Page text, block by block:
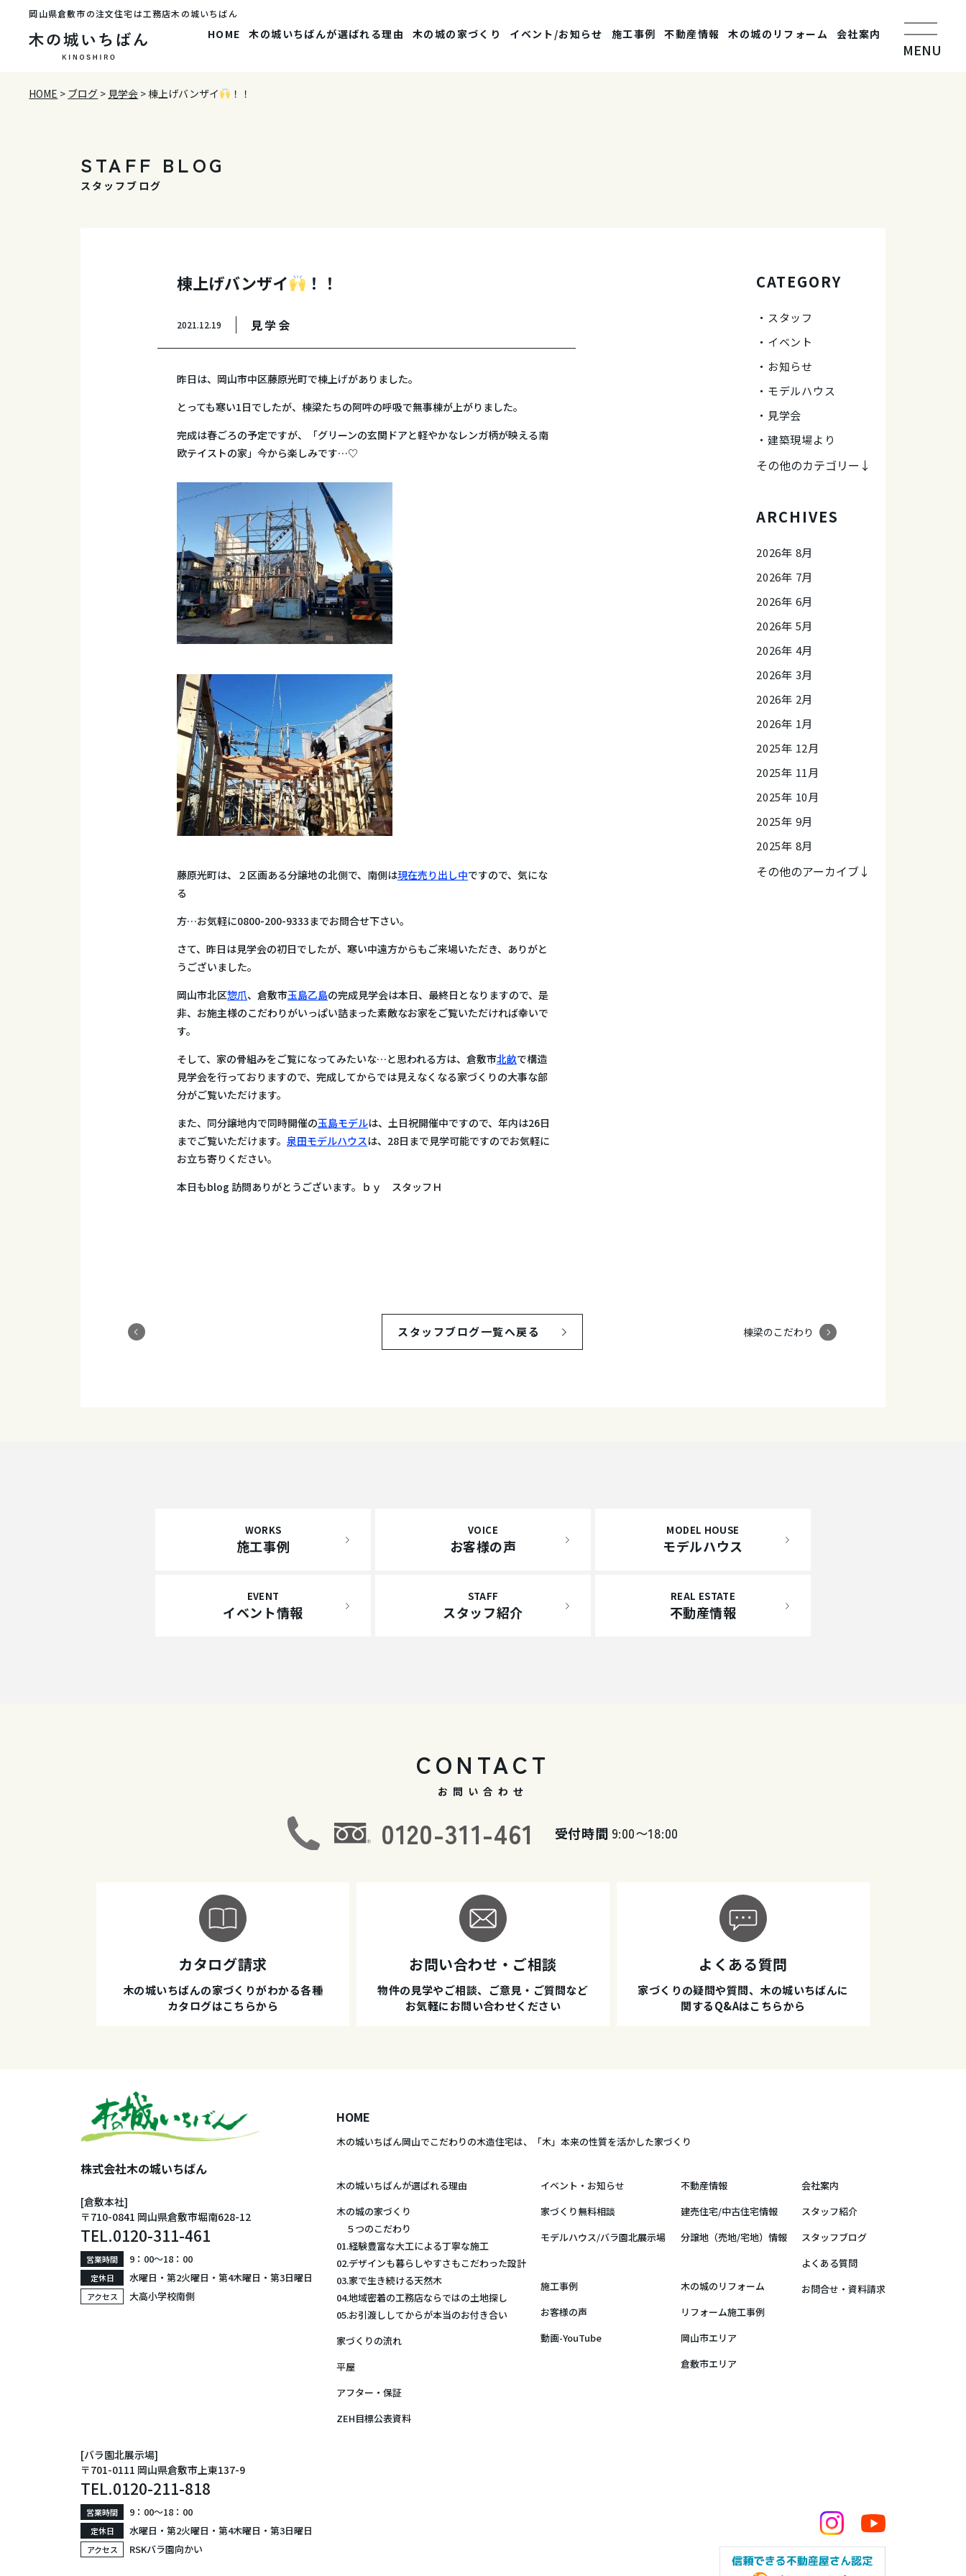
岡山県倉敷市の注文住宅は工務店木の城いちばん
HOME 木の城いちばんが選ばれる理由 木の城の家づくり イベント/お知らせ 施工事例 不動産情報 木の城のリフォーム 会社案内
MENU
HOME > ブログ > 見学会 >棟上げバンザイ ！！
STAFF BLOG
スタッフブログ
棟上げバンザイ ！！
2021.12.19 見学会
昨日は、岡山市中区藤原光町で棟上げがありました。
とっても寒い1日でしたが、棟梁たちの阿吽の呼吸で無事棟が上がりました。
完成は春ごろの予定ですが、「グリーンの玄関ドアと軽やかなレンガ柄が映える南
欧テイストの家」今から楽しみです…♡
藤原光町は、２区画ある分譲地の北側で、南側は現在売り出し中ですので、気にな
る
方…お気軽に0800-200-9333までお問合せ下さい。
さて、昨日は見学会の初日でしたが、寒い中遠方からもご来場いただき、ありがと
うございました。
岡山市北区惣爪、倉敷市玉島乙島の完成見学会は本日、最終日となりますので、是
非、お施主様のこだわりがいっぱい詰まった素敵なお家をご覧いただければ幸いで
す。
そして、家の骨組みをご覧になってみたいな…と思われる方は、倉敷市北畝で構造
見学会を行っておりますので、完成してからでは見えなくなる家づくりの大事な部
分がご覧いただけます。
また、同分譲地内で同時開催の玉島モデルは、土日祝開催中ですので、年内は26日
までご覧いただけます。 泉田モデルハウスは、28日まで見学可能ですのでお気軽に
お立ち寄りください。
本日もblog 訪問ありがとうございます。ｂｙ スタッフＨ
CATEGORY
スタッフ
イベント
お知らせ
モデルハウス
見学会
建築現場より
その他のカテゴリー↓
ARCHIVES
2026年 8月
2026年 7月
2026年 6月
2026年 5月
2026年 4月
2026年 3月
2026年 2月
2026年 1月
2025年 12月
2025年 11月
2025年 10月
2025年 9月
2025年 8月
その他のアーカイブ↓
スタッフブログ一覧へ戻る 棟梁のこだわり
WORKS
施工事例
VOICE
お客様の声
MODEL HOUSE
モデルハウス
EVENT
イベント情報
STAFF
スタッフ紹介
REAL ESTATE
不動産情報
CONTACT
お問い合わせ
0120-311-461 受付時間 9:00〜18:00
カタログ請求
木の城いちばんの家づくりがわかる各種
カタログはこちらから
お問い合わせ・ご相談
物件の見学やご相談、ご意見・ご質問など
お気軽にお問い合わせください
よくある質問
家づくりの疑問や質問、木の城いちばんに
関するQ&Aはこちらから
株式会社木の城いちばん
[倉敷本社]
〒710-0841 岡山県倉敷市堀南628-12
TEL.0120-311-461
営業時間 9：00〜18：00
定休日 水曜日・第2火曜日・第4木曜日・第3日曜日
アクセス 大高小学校南側
[バラ園北展示場]
〒701-0111 岡山県倉敷市上東137-9
TEL.0120-211-818
営業時間 9：00〜18：00
定休日 水曜日・第2火曜日・第4木曜日・第3日曜日
アクセス RSKバラ園向かい
HOME
木の城いちばん岡山でこだわりの木造住宅は、 「木」本来の性質を活かした家づくり
木の城いちばんが選ばれる理由
木の城の家づくり
５つのこだわり
01.経験豊富な大工による丁寧な施工
02.デザインも暮らしやすさもこだわった設計
03.家で生き続ける天然木
04.地域密着の工務店ならではの土地探し
05.お引渡ししてからが本当のお付き合い
家づくりの流れ
平屋
アフター・保証
ZEH目標公表資料
イベント・お知らせ
家づくり無料相談
モデルハウス/バラ園北展示場
施工事例
お客様の声
動画-YouTube
不動産情報
建売住宅/中古住宅情報
分譲地（売地/宅地）情報
木の城のリフォーム
リフォーム施工事例
岡山市エリア
倉敷市エリア
会社案内
スタッフ紹介
スタッフブログ
よくある質問
お問合せ・資料請求